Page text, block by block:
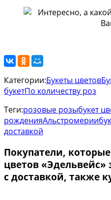
Категории:Букеты цветов
букетПо количеству роз
Теги:розовые розыбукет
рожденияАльстромерии
доставкой
Покупатели,
цветов «Эдельвейс»
с доставкой, также